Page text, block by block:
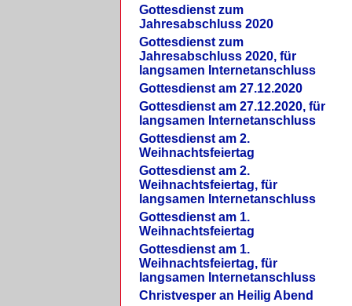
Gottesdienst zum
Jahresabschluss 2020
Gottesdienst zum
Jahresabschluss 2020, für
langsamen Internetanschluss
Gottesdienst am 27.12.2020
Gottesdienst am 27.12.2020, für
langsamen Internetanschluss
Gottesdienst am 2.
Weihnachtsfeiertag
Gottesdienst am 2.
Weihnachtsfeiertag, für
langsamen Internetanschluss
Gottesdienst am 1.
Weihnachtsfeiertag
Gottesdienst am 1.
Weihnachtsfeiertag, für
langsamen Internetanschluss
Christvesper an Heilig Abend